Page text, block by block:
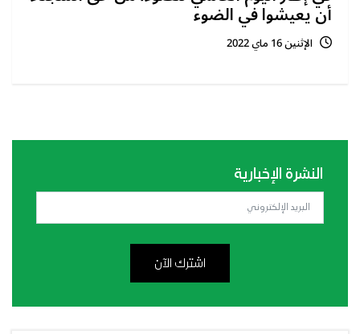
أن يعيشوا في الضوء
الإثنين 16 ماي 2022
النشرة الإخبارية
اشترك الآن